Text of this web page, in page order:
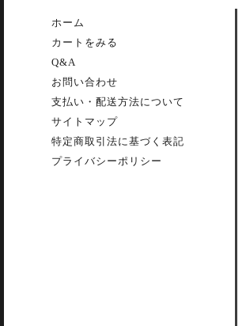
ホーム
カートをみる
Q&A
お問い合わせ
支払い・配送方法について
サイトマップ
特定商取引法に基づく表記
プライバシーポリシー